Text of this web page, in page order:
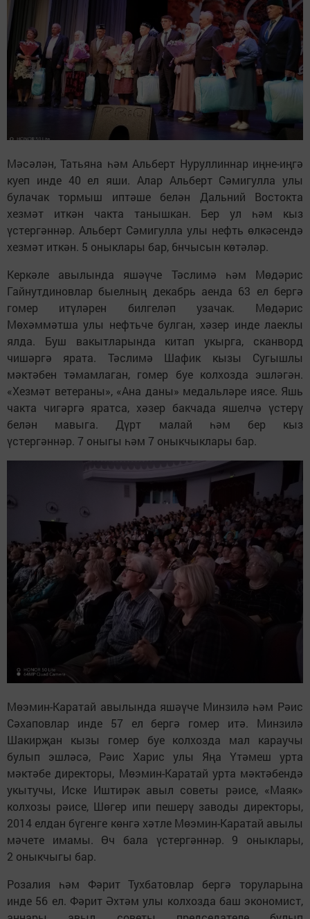
Мәсәлән, Татьяна һәм Альберт Нуруллиннар иңне-иңгә
куеп инде 40 ел яши. Алар Альберт Сәмигулла улы
булачак тормыш иптәше белән Дальний Востокта
хезмәт иткән чакта танышкан. Бер ул һәм кыз
үстергәннәр. Альберт Сәмигулла улы нефть өлкәсендә
хезмәт иткән. 5 оныклары бар, 6нчысын көтәләр.
Керкәле авылында яшәүче Тәслимә һәм Мөдәрис
Гайнутдиновлар быелның декабрь аенда 63 ел бергә
гомер итүләрен билгеләп узачак. Мөдәрис
Мөхәммәтша улы нефтьче булган, хәзер инде лаеклы
ялда. Буш вакытларында китап укырга, сканворд
чишәргә ярата. Тәслимә Шафик кызы Сугышлы
мәктәбен тәмамлаган, гомер буе колхозда эшләгән.
«Хезмәт ветераны», «Ана даны» медальләре иясе. Яшь
чакта чигәргә яратса, хәзер бакчада яшелчә үстерү
белән мавыга. Дүрт малай һәм бер кыз
үстергәннәр. 7 оныгы һәм 7 оныкчыклары бар.
Мөэмин-Каратай авылында яшәүче Минзилә һәм Рәис
Сәхаповлар инде 57 ел бергә гомер итә. Минзилә
Шакирҗан кызы гомер буе колхозда мал караучы
булып эшләсә, Рәис Харис улы Яңа Үтәмеш урта
мәктәбе директоры, Мөэмин-Каратай урта мәктәбендә
укытучы, Иске Иштирәк авыл советы рәисе, «Маяк»
колхозы рәисе, Шөгер ипи пешерү заводы директоры,
2014 елдан бүгенге көнгә хәтле Мөэмин-Каратай авылы
мәчете имамы. Өч бала үстергәннәр. 9 оныклары,
2 оныкчыгы бар.
Розалия һәм Фәрит Тухбатовлар бергә торуларына
инде 56 ел. Фәрит Әхтәм улы колхозда баш экономист,